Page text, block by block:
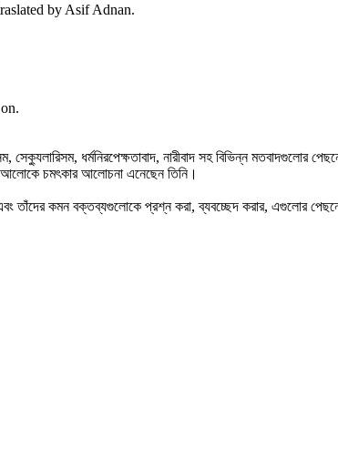
by Asif Adnan.
ধর্মনিরপেক্ষতাবাদ, নারীবাদ সহ বিভিন্ন মতবাদগুলোর
আলোকে চমৎকার আলোচনা এনেছেন তিনি।
কমন বক্তব্যগুলোকে প্রশ্ন করা, ব্যবচ্ছেদ করার, এগুলোর